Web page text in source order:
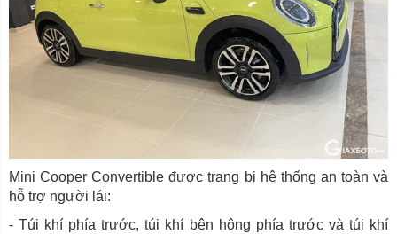
Mini Cooper Convertible được trang bị hệ thống an toàn và
hỗ trợ người lái:
- Túi khí phía trước, túi khí bên hông phía trước và túi khí